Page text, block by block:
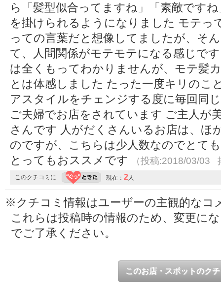
ら「髪型似合ってますね」「素敵です
を掛けられるようになりました モテっ
っての言葉だと想像してましたが、そ
て、人間関係がモテモテになる感じで
は全くもってわかりませんが、モテ髪
とは体感しました たった一度キリのこ
アスタイルをチェンジする度に毎回同
ご夫婦でお店をされています ご主人が
さんです 人がだくさんいるお店は、ほ
のですが、こちらは少人数なのでとて
とってもおススメです
（投稿:2018/03/03
このクチコミに 現在： 2 人
※クチコミ情報はユーザーの主観的なコ
これらは投稿時の情報のため、変更に
でご了承ください。
このお店・スポットのク